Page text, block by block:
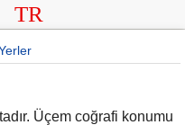
TR
Üçem coğrafi konumu